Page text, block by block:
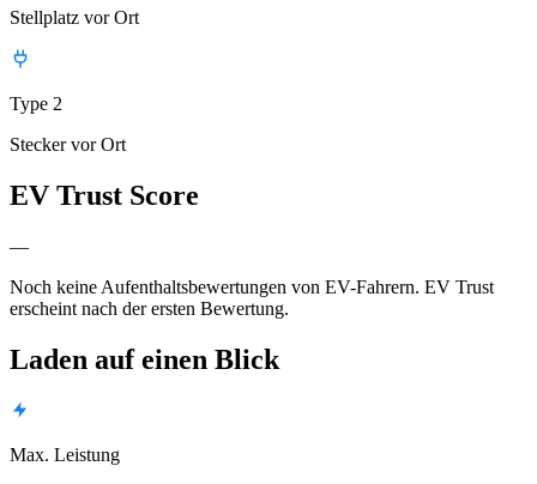
Stellplatz vor Ort
Type 2
Stecker vor Ort
EV Trust Score
—
Noch keine Aufenthaltsbewertungen von EV-Fahrern. EV Trust
erscheint nach der ersten Bewertung.
Laden auf einen Blick
Max. Leistung